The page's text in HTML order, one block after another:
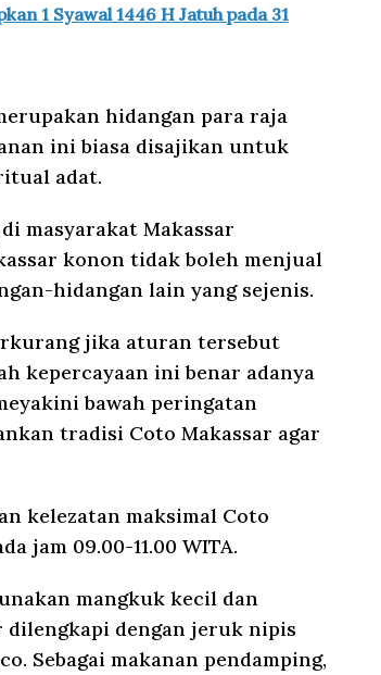
1 Syawal 1446 H Jatuh pada 31
hidangan para raja
ini biasa disajikan untuk
adat.
masyarakat Makassar
konon tidak boleh menjual
hidangan lain yang sejenis.
jika aturan tersebut
kepercayaan ini benar adanya
bawah peringatan
tradisi Coto Makassar agar
kelezatan maksimal Coto
jam 09.00-11.00 WITA.
mangkuk kecil dan
dilengkapi dengan jeruk nipis
Sebagai makanan pendamping,